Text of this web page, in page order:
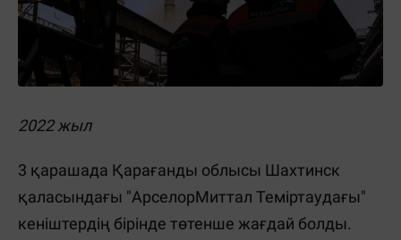
2022 жыл
3 қарашада Қарағанды облысы Шахтинск
қаласындағы "АрселорМиттал Теміртаудағы"
кеніштердің бірінде төтенше жағдай болды.